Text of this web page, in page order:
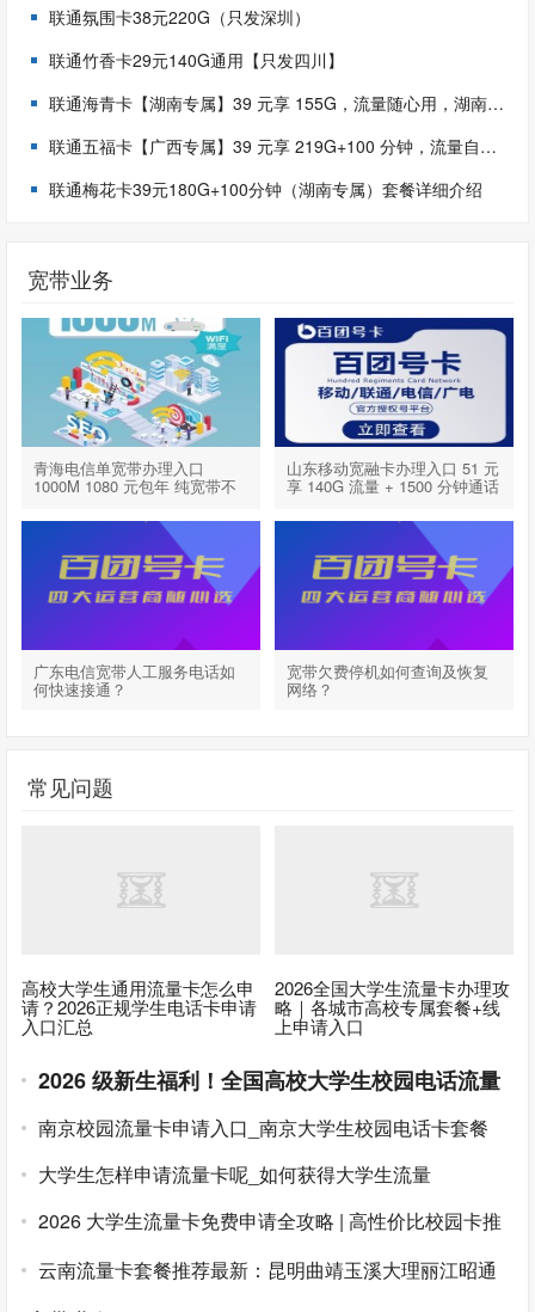
联通氛围卡38元220G（只发深圳）
联通竹香卡29元140G通用【只发四川】
联通海青卡【湖南专属】39 元享 155G，流量随心用，湖南用户专享福利！
联通五福卡【广西专属】39 元享 219G+100 分钟，流量自由轻松实现！
联通梅花卡39元180G+100分钟（湖南专属）套餐详细介绍
宽带业务
青海电信单宽带办理入口
1000M 1080 元包年 纯宽带不
山东移动宽融卡办理入口 51 元
享 140G 流量 + 1500 分钟通话
广东电信宽带人工服务电话如
何快速接通？
宽带欠费停机如何查询及恢复
网络？
常见问题
高校大学生通用流量卡怎么申
请？2026正规学生电话卡申请
入口汇总
2026全国大学生流量卡办理攻
略｜各城市高校专属套餐+线
上申请入口
2026 级新生福利！全国高校大学生校园电话流量
卡免费领取
南京校园流量卡申请入口_南京大学生校园电话卡套餐
大学生怎样申请流量卡呢_如何获得大学生流量
2026 大学生流量卡免费申请全攻略 | 高性价比校园卡推
云南流量卡套餐推荐最新：昆明曲靖玉溪大理丽江昭通